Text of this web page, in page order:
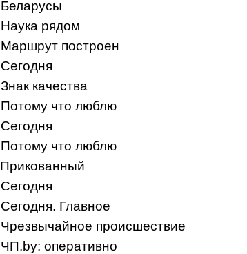
Беларусы
Наука рядом
Маршрут построен
Сегодня
Знак качества
Потому что люблю
Сегодня
Потому что люблю
Прикованный
Сегодня
Сегодня. Главное
Чрезвычайное происшествие
ЧП.by: оперативно